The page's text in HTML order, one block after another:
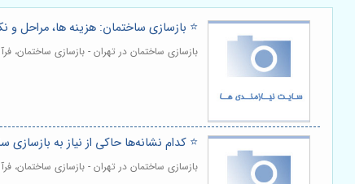
⭐️ بازسازی ساختمان: هزینه ها،
بازسازی ساختمان در تهران - بازسازی
⭐️ کدام نشانه‌ها حاکی از نیاز به
بازسازی ساختمان در تهران - بازسازی